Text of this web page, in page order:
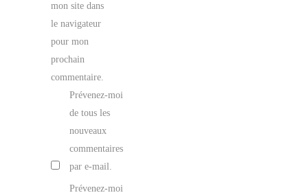
mon site dans
le navigateur
pour mon
prochain
commentaire.
Prévenez-moi
de tous les
nouveaux
commentaires
par e-mail.
Prévenez-moi